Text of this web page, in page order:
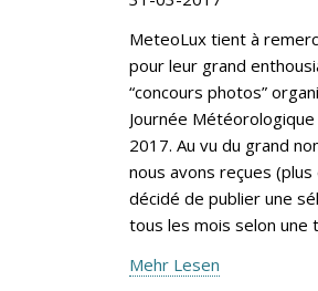
MeteoLux tient à
pour leur grand
“concours photos”
Journée
2017. Au vu du grand
nous avons reçues
décidé de publier une
tous les mois selon une
Mehr Lesen